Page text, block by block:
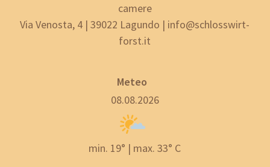
camere
Via Venosta, 4 | 39022 Lagundo | info@schlosswirt-
forst.it
Meteo
08.08.2026
min. 19° | max. 33° C